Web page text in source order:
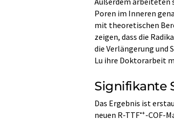
Poren im Inneren
mit theoretischen
zeigen, dass die
die Verlängerung und
Lu ihre Doktorarbeit
Signifikante
Das Ergebnis ist
neuen R-TTF•+-COF-